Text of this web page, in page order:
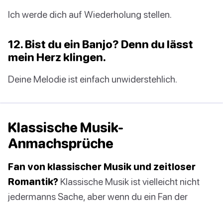
Ich werde dich auf Wiederholung stellen.
12. Bist du ein Banjo? Denn du lässt
mein Herz klingen.
Deine Melodie ist einfach unwiderstehlich.
Klassische Musik-
Anmachsprüche
Fan von klassischer Musik und zeitloser
Romantik? Klassische Musik ist vielleicht nicht
jedermanns Sache, aber wenn du ein Fan der